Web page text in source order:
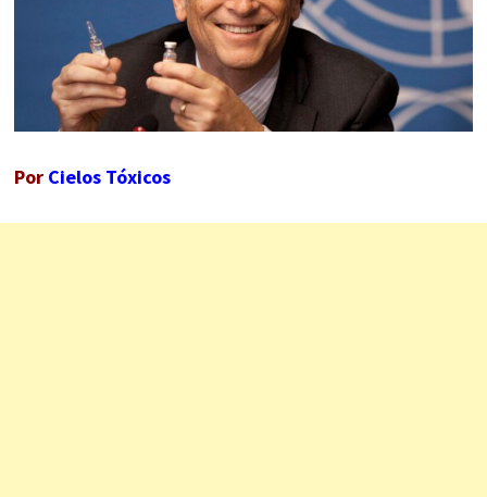
Por Cielos Tóxicos